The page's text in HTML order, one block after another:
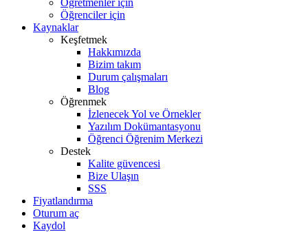
Öğretmenler için
Öğrenciler için
Kaynaklar
Keşfetmek
Hakkımızda
Bizim takım
Durum çalışmaları
Blog
Öğrenmek
İzlenecek Yol ve Örnekler
Yazılım Dokümantasyonu
Öğrenci Öğrenim Merkezi
Destek
Kalite güvencesi
Bize Ulaşın
SSS
Fiyatlandırma
Oturum aç
Kaydol